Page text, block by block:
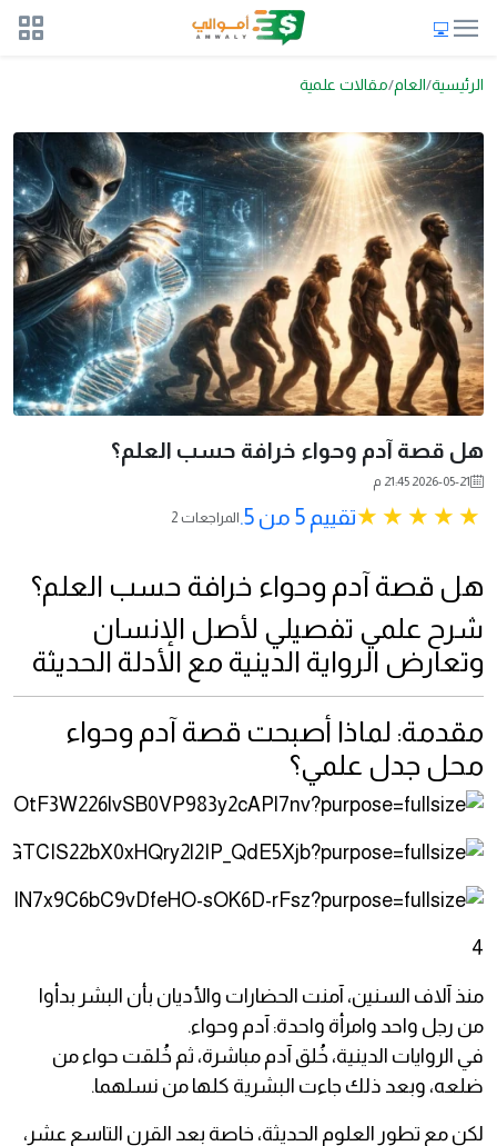
الرئيسية العام مقالات علمية
هل قصة آدم وحواء خرافة حسب العلم؟
2026-05-21 21:45 م
تقييم 5 من 5. 2 المراجعات
هل قصة آدم وحواء خرافة حسب العلم؟
شرح علمي تفصيلي لأصل الإنسان
وتعارض الرواية الدينية مع الأدلة الحديثة
مقدمة: لماذا أصبحت قصة آدم وحواء
محل جدل علمي؟
4
منذ آلاف السنين، آمنت الحضارات والأديان بأن البشر بدأوا
من رجل واحد وامرأة واحدة: آدم وحواء.
في الروايات الدينية، خُلق آدم مباشرة، ثم خُلقت حواء من
ضلعه، وبعد ذلك جاءت البشرية كلها من نسلهما.
لكن مع تطور العلوم الحديثة، خاصة بعد القرن التاسع عشر،